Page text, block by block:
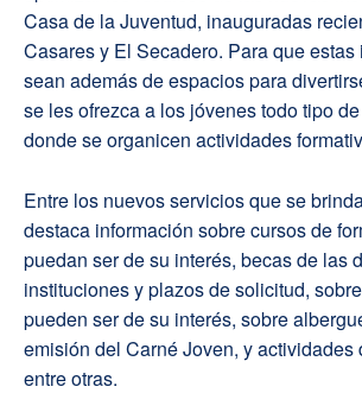
Casa de la Juventud, inauguradas
Casares y El Secadero. Para que
sean además de espacios para
se les ofrezca a los jóvenes todo tipo
donde se organicen actividades
Entre los nuevos servicios que se
destaca información sobre cursos de
puedan ser de su interés, becas de las
instituciones y plazos de solicitud,
pueden ser de su interés, sobre
emisión del Carné Joven, y actividades
entre otras.